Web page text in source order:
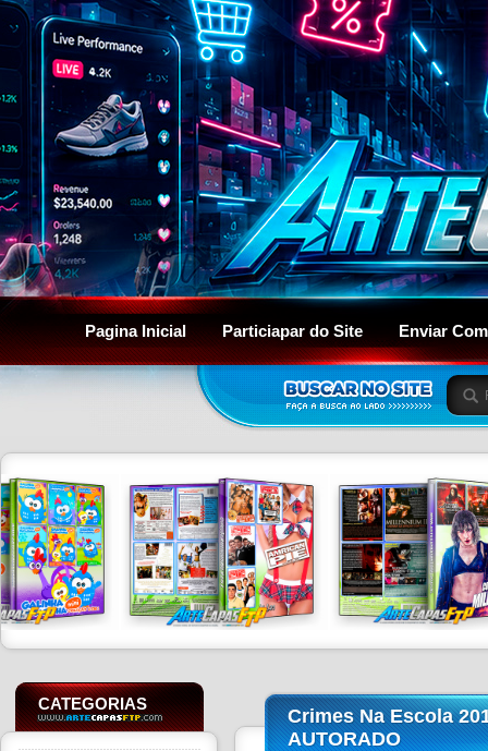
Pagina Inicial Particiapar do Site Enviar
CATEGORIAS
Crimes Na Escola
AUTORADO